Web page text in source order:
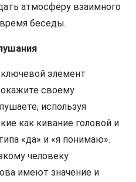
атмосферу взаимного
беседы.
элемент
своему
используя
как кивание головой и
«да» и «я понимаю».
человеку
имеют значение и